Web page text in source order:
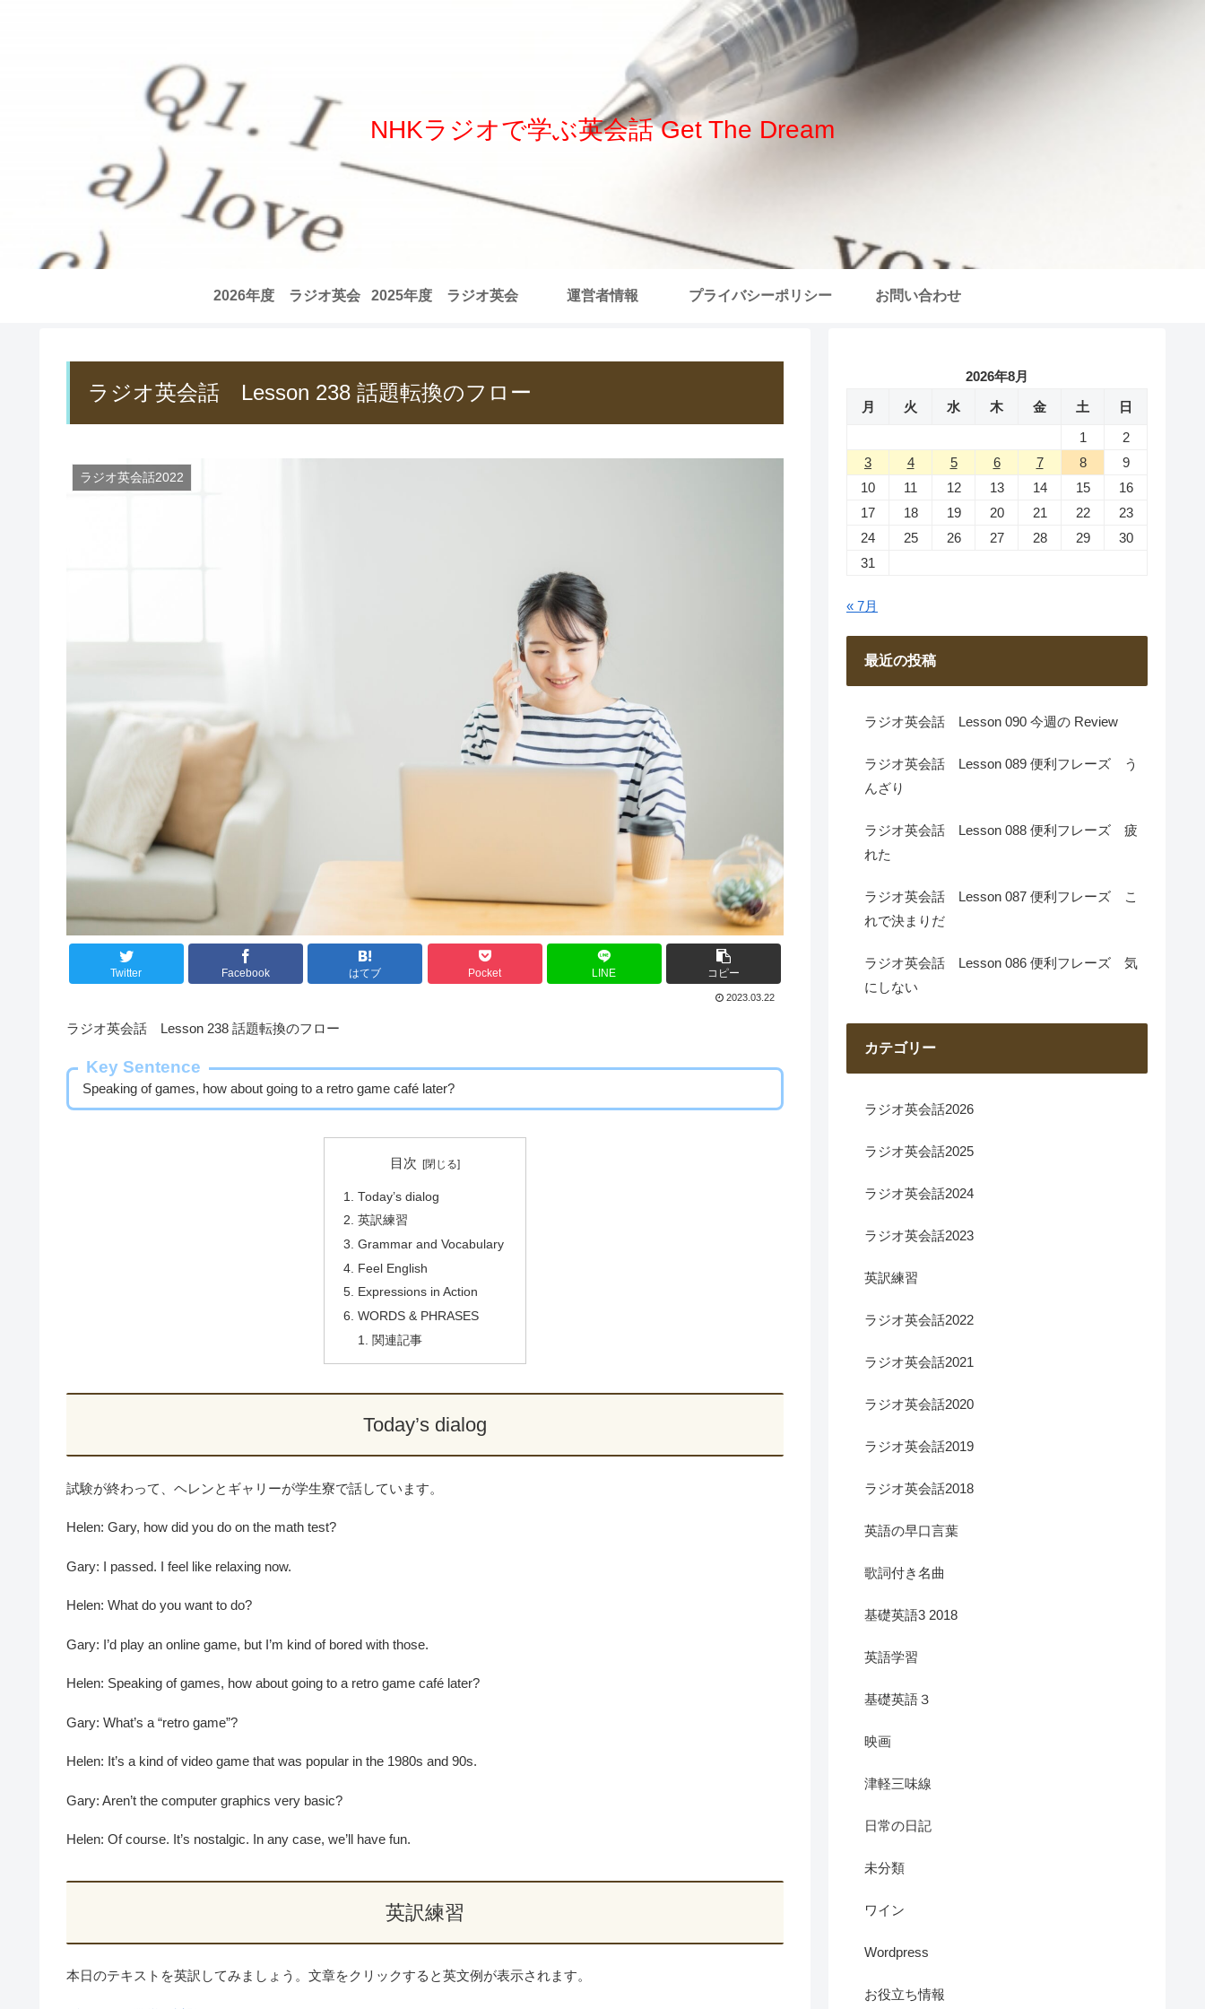
NHKラジオで学ぶ英会話 Get The Dream
2026年度 ラジオ英会 2025年度 ラジオ英会 運営者情報 プライバシーポリシー お問い合わせ
ラジオ英会話 Lesson 238 話題転換のフロー
ラジオ英会話2022
Twitter Facebook はてブ Pocket LINE コピー
2023.03.22
ラジオ英会話 Lesson 238 話題転換のフロー
Key Sentence
Speaking of games, how about going to a retro game café later?
目次
Today’s dialog
英訳練習
Grammar and Vocabulary
Feel English
Expressions in Action
WORDS & PHRASES
関連記事
Today’s dialog
試験が終わって、ヘレンとギャリーが学生寮で話しています。
Helen: Gary, how did you do on the math test?
Gary: I passed. I feel like relaxing now.
Helen: What do you want to do?
Gary: I’d play an online game, but I’m kind of bored with those.
Helen: Speaking of games, how about going to a retro game café later?
Gary: What’s a “retro game”?
Helen: It’s a kind of video game that was popular in the 1980s and 90s.
Gary: Aren’t the computer graphics very basic?
Helen: Of course. It’s nostalgic. In any case, we’ll have fun.
英訳練習
本日のテキストを英訳してみましょう。文章をクリックすると英文例が表示されます。
2026年8月
月
火 水 木 金 土
日
1
2
3
4 5 6 7 8
9
10
11 12 13 14 15
16
17
18 19 20 21 22
23
24
25 26 27 28 29
30
31
« 7月
最近の投稿
ラジオ英会話 Lesson 090 今週の Review
ラジオ英会話 Lesson 089 便利フレーズ う
んざり
ラジオ英会話 Lesson 088 便利フレーズ 疲
れた
ラジオ英会話 Lesson 087 便利フレーズ こ
れで決まりだ
ラジオ英会話 Lesson 086 便利フレーズ 気
にしない
カテゴリー
ラジオ英会話2026
ラジオ英会話2025
ラジオ英会話2024
ラジオ英会話2023
英訳練習
ラジオ英会話2022
ラジオ英会話2021
ラジオ英会話2020
ラジオ英会話2019
ラジオ英会話2018
英語の早口言葉
歌詞付き名曲
基礎英語3 2018
英語学習
基礎英語３
映画
津軽三味線
日常の日記
未分類
ワイン
Wordpress
お役立ち情報